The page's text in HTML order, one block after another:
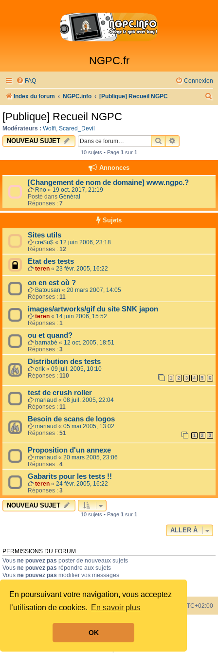
En poursuivant votre navigation, vous acceptez
l’utilisation de cookies. En savoir plus
OK
NGPC.fr
FAQ Connexion
Index du forum NGPC.info [Publique] Recueil NGPC
r
r
[Publique] Recueil NGPC
Modérateurs : Wolfi, Scared_Devil
NOUVEAU SUJET RECHERCHER
RECHERCHE
10 sujets • Page 1 sur 1
Annonces
[Changement de nom de domaine] www.ngpc.?
Rno « 19 oct. 2017, 21:19
Posté dans Général
Réponses : 7
Sujets
Sites utils
cre$u$ « 12 juin 2006, 23:18
Réponses : 12
Etat des tests
teren « 23 févr. 2005, 16:22
on en est où ?
Batousan « 20 mars 2007, 14:05
Réponses : 11
images/artworks/gif du site SNK japon
teren « 14 juin 2006, 15:52
Réponses : 1
ou et quand?
barnabé « 12 oct. 2005, 18:51
Réponses : 3
Distribution des tests
erik « 09 juil. 2005, 10:10
Réponses : 110 1 2 3 4 5 6
test de crush roller
mariaud « 08 juil. 2005, 22:04
Réponses : 11
Besoin de scans de logos
mariaud « 05 mai 2005, 13:02
Réponses : 51 1 2 3
Proposition d'un annexe
mariaud « 20 mars 2005, 23:06
Réponses : 4
Gabarits pour les tests !!
teren « 24 févr. 2005, 16:22
Réponses : 3
NOUVEAU SUJET
10 sujets • Page 1 sur 1
ALLER À
PERMISSIONS DU FORUM
Vous ne pouvez pas poster de nouveaux sujets
Vous ne pouvez pas répondre aux sujets
Vous ne pouvez pas modifier vos messages
Vous
ne pouvez pas joindre des fichiers
Index du forum Heures au format UTC+02:00
Développé parphpBB® Forum Software © phpBB Limited
Style by
Traduit parphpBB-fr.com